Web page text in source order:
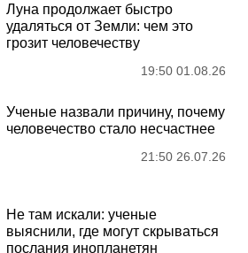
Луна продолжает быстро
удаляться от Земли: чем это
грозит человечеству
19:50 01.08.26
Ученые назвали причину, почему
человечество стало несчастнее
21:50 26.07.26
Не там искали: ученые
выяснили, где могут скрываться
послания инопланетян